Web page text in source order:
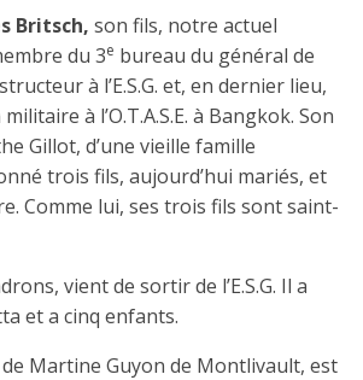
Britsch, son fils, notre actuel
du 3e bureau du général de
à l’E.S.G. et, en dernier lieu,
à l’O.T.A.S.E. à Bangkok. Son
Gillot, d’une vieille famille
trois fils, aujourd’hui mariés, et
Comme lui, ses trois fils sont saint-
vient de sortir de l’E.S.G. Il a
et a cinq enfants.
Martine Guyon de Montlivault, est